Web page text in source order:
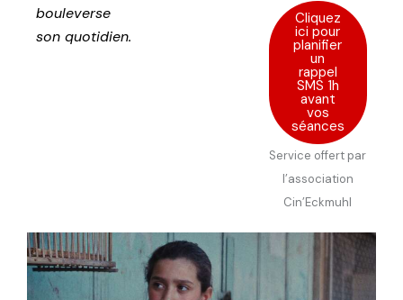
bouleverse
son quotidien.
Cliquez
ici pour
planifier
un
rappel
SMS 1h
avant
vos
séances
Service offert par
l’association
Cin’Eckmuhl